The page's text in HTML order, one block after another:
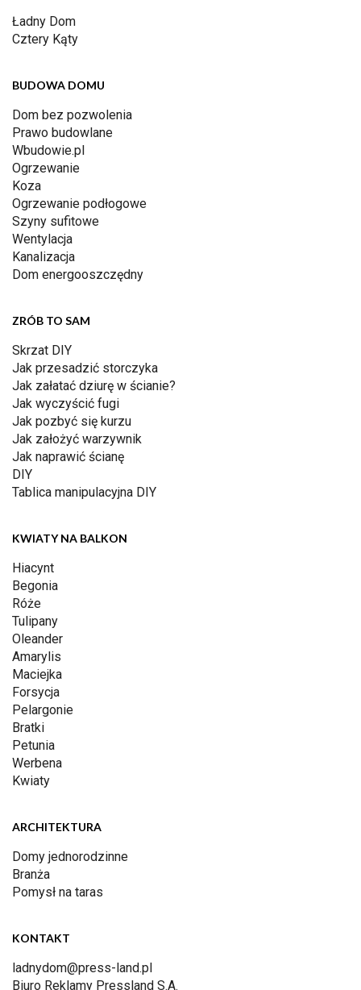
Ładny Dom
Cztery Kąty
BUDOWA DOMU
Dom bez pozwolenia
Prawo budowlane
Wbudowie.pl
Ogrzewanie
Koza
Ogrzewanie podłogowe
Szyny sufitowe
Wentylacja
Kanalizacja
Dom energooszczędny
ZRÓB TO SAM
Skrzat DIY
Jak przesadzić storczyka
Jak załatać dziurę w ścianie?
Jak wyczyścić fugi
Jak pozbyć się kurzu
Jak założyć warzywnik
Jak naprawić ścianę
DIY
Tablica manipulacyjna DIY
KWIATY NA BALKON
Hiacynt
Begonia
Róże
Tulipany
Oleander
Amarylis
Maciejka
Forsycja
Pelargonie
Bratki
Petunia
Werbena
Kwiaty
ARCHITEKTURA
Domy jednorodzinne
Branża
Pomysł na taras
KONTAKT
ladnydom@press-land.pl
Biuro Reklamy Pressland S.A.